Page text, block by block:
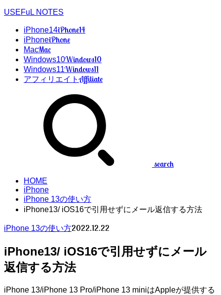
USEFuL NOTES
iPhone14iPhone14
iPhoneiPhone
MacMac
Windows10Windows10
Windows11Windows11
アフィリエイトAffiliate
search
HOME
iPhone
iPhone 13の使い方
iPhone13/ iOS16で引用せずにメール返信する方法
iPhone 13の使い方2022.12.22
iPhone13/ iOS16で引用せずにメール
返信する方法
iPhone 13/iPhone 13 Pro/iPhone 13 miniはAppleが提供する